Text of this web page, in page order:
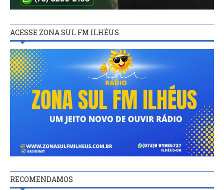
ACESSE ZONA SUL FM ILHÉUS
RECOMENDAMOS